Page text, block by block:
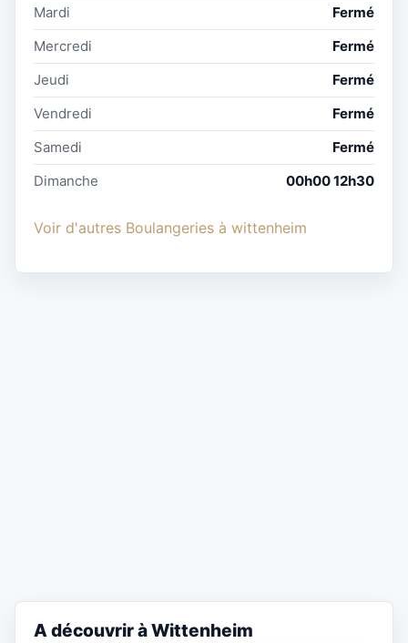
Mardi
Fermé
Mercredi
Fermé
Jeudi
Fermé
Vendredi
Fermé
Samedi
Fermé
Dimanche
00h00 12h30
Voir d'autres Boulangeries à wittenheim
A découvrir à Wittenheim